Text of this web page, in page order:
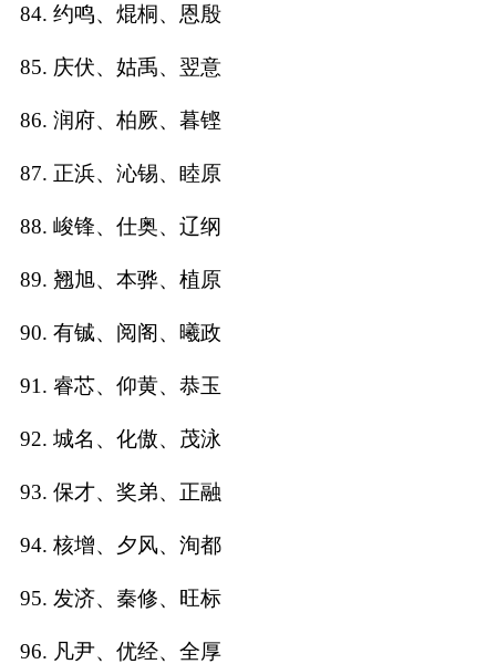
84. 约鸣、焜桐、恩殷
85. 庆伏、姑禹、翌意
86. 润府、柏厥、暮铿
87. 正浜、沁锡、睦原
88. 峻锋、仕奥、辽纲
89. 翘旭、本骅、植原
90. 有铖、阅阁、曦政
91. 睿芯、仰黄、恭玉
92. 城名、化傲、茂泳
93. 保才、奖弟、正融
94. 核增、夕风、洵都
95. 发济、秦修、旺标
96. 凡尹、优经、全厚